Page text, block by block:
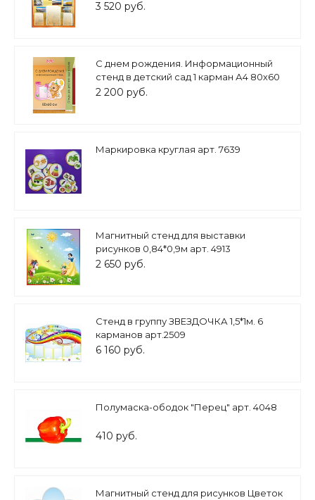
3 520 руб.
С днем рождения. Информационный
стенд в детский сад 1 карман А4 80х60
см фигурный арт. 2366
2 200 руб.
Маркировка круглая арт. 7639
Магнитный стенд для выставки
рисунков 0,84*0,9м арт. 4913
2 650 руб.
Стенд в группу ЗВЕЗДОЧКА 1,5*1м. 6
карманов арт.2509
6 160 руб.
Полумаска-ободок "Перец" арт. 4048
410 руб.
Магнитный стенд для рисунков Цветок